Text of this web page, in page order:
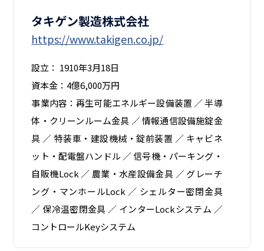
タキゲン製造株式会社
https://www.takigen.co.jp/
設立： 1910年3月18日
資本金：4億6,000万円
事業内容：再生可能エネルギー設備装置 ／ 半導
体・クリーンルーム金具 ／ 情報通信設備施錠金
具 ／ 特装車・建設機械・錠前装置 ／ キャビネ
ット・配電盤ハンドル ／ 信号機・パーキング・
自販機Lock ／ 農業・水産設備金具 ／ グレーチ
ング・マンホールLock ／ シェルター密閉金具
／ 保冷温密閉金具 ／ インターLockシステム ／
コントロールKeyシステム